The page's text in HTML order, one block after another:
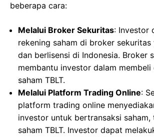
beberapa cara:
Melalui Broker Sekuritas: Investor
rekening saham di broker
dan berlisensi di Indonesia. Broker
membantu investor dalam membeli
saham TBLT.
Melalui Platform Trading Online:
platform trading online
investor untuk bertransaksi saham,
saham TBLT. Investor dapat